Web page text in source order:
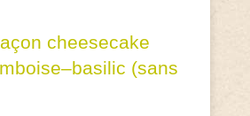
cheesecake
(sans